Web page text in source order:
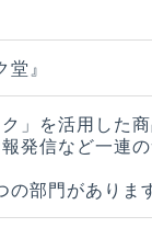
』
」を活用した
発信など一連
部門がありま